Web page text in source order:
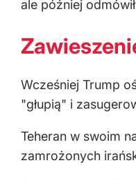
ale później
Wcześniej Trump
"głupią" i
Teheran w swoim
zamrożonych